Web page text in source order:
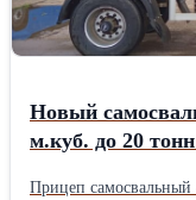
Новый
м.куб. до 20
Прицеп самосвальный 8595-42.